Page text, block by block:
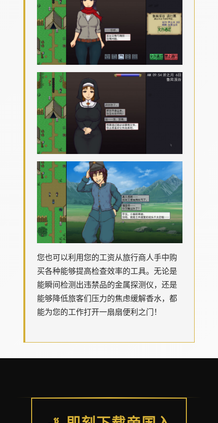
您也可以利用您的工资从旅行商人手中购
买各种能够提高检查效率的工具。无论是
能瞬间检测出违禁品的金属探测仪，还是
能够降低旅客们压力的焦虑缓解香水，都
能为您的工作打开一扇扇便利之门！